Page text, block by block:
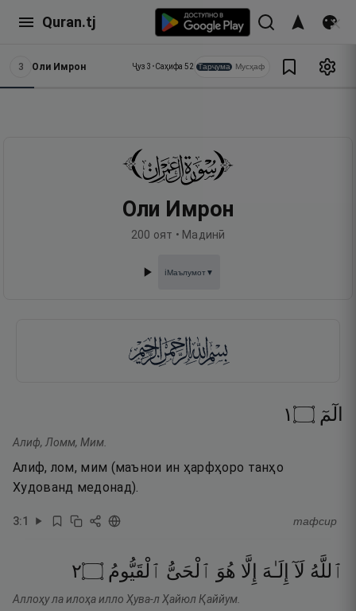
Quran.tj
3 Оли Имрон Ҷуз 3 •Саҳифа 52 Тарҷума Мусҳаф
Оли Имрон
200 оят • Мадинӣ
ℹ️Маълумот▼
الٓمٓ ۝١
Алиф, Ломм, Мим.
Алиф, лом, мим (маънои ин ҳарфҳоро танҳо
Худованд медонад).
3:1 тафсир
ٱللَّهُ لَآ إِلَـٰهَ إِلَّا هُوَ ٱلْحَىُّ ٱلْقَيُّومُ ۝٢
Аллоҳу ла илоҳа илло Ҳува-л Ҳайюл Қаййум.